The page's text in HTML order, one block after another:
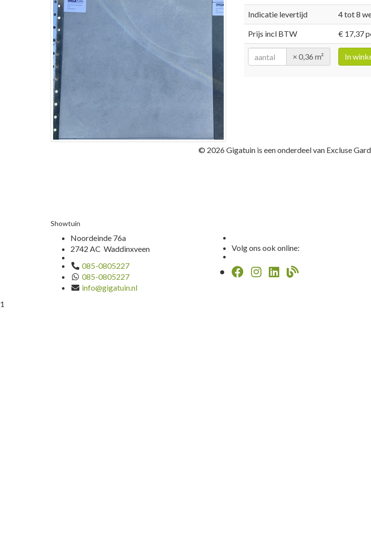
Indicatie levertijd 4 tot 8
Prijs incl BTW € 17,37
× 0,36 m² In
© 2026 Gigatuin is een onderdeel van Excluse
Showtuin
Noordeinde 76a
2742 AC Waddinxveen
085-0805227
085-0805227
info@gigatuin.nl
Volg ons ook online:
1